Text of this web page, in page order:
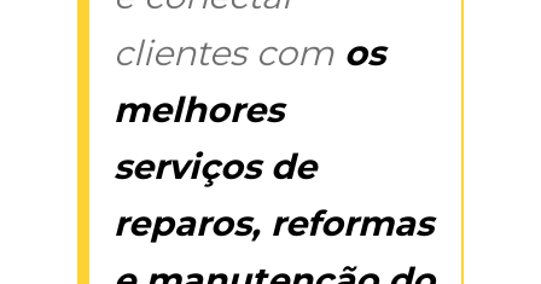
clientes com os
melhores
serviços de
reparos, reformas